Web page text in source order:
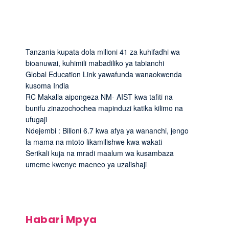
Tanzania kupata dola milioni 41 za kuhifadhi wa
bioanuwai, kuhimili mabadiliko ya tabianchi
Global Education Link yawafunda wanaokwenda
kusoma India
RC Makalla aipongeza NM- AIST kwa tafiti na
bunifu zinazochochea mapinduzi katika kilimo na
ufugaji
Ndejembi : Bilioni 6.7 kwa afya ya wananchi, jengo
la mama na mtoto likamilishwe kwa wakati
Serikali kuja na mradi maalum wa kusambaza
umeme kwenye maeneo ya uzalishaji
Habari Mpya